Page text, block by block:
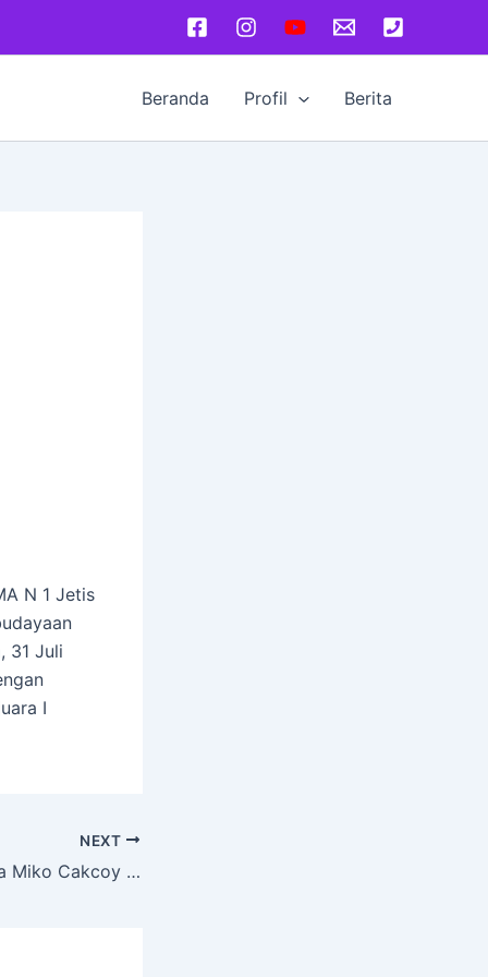
Beranda Profil Berita
N 1 Jetis
31 Juli
I
NEXT
Talkshow Bersama Miko Cakcoy Pathoknegoro “Jaga Reputasi Sejak Dini”